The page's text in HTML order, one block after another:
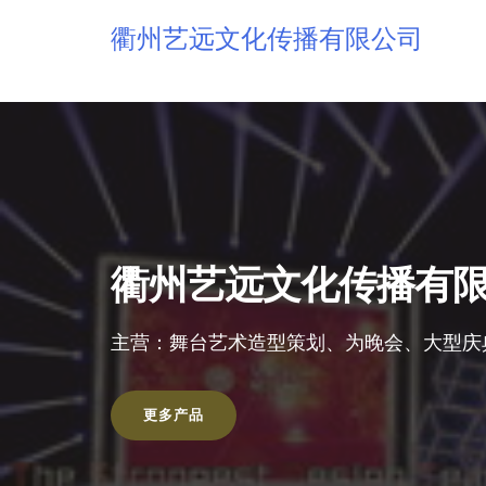
衢州艺远文化传播有限公司
衢州艺远文化传播有
主营：舞台艺术造型策划、为晚会、大型
更多产品